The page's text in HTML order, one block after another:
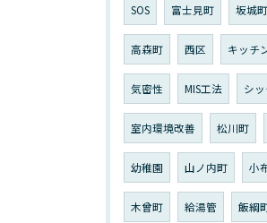
SOS 富士見町 坂城町
高森町 西区 キッチ
気密性 MIS工法 シ
室内環境改善 松川町
幼稚園 山ノ内町 小
木曾町 給湯管 飯綱